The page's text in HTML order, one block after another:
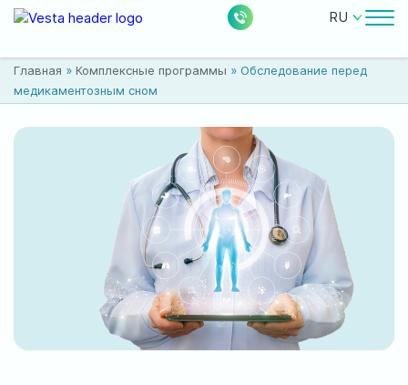
RU
Врачи
Цены
Акции
0
Новости Отзывы
224
Главная » Комплексные программы » Обследование перед
медикаментозным сном